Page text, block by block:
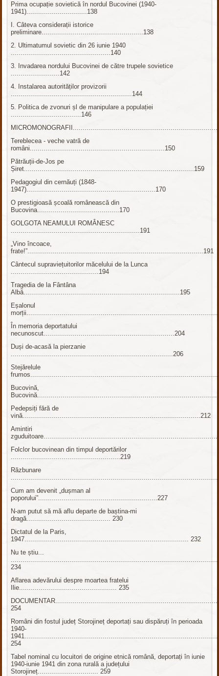
Prima ocupație sovietică în nordul Bucovinei (1940-
1941)...............................138
I. Câteva considerații istorice
preliminare....................................................138
2. Ultimatumul sovietic din 26 iunie 1940
...................................................140
3. Invadarea nordului Bucovinei de către trupele sovietice
.........................142
4. Instalarea autorităților provizorii
..............................................................144
5. Politica de zvonuri șl de manipulare a populației
....................................146
Tereblecea - veche vatră de
români.....................................................................150
Pătrăuții-de-Jos pe
Șiret.......................................................................................159
Pedagogiul din cernăuți (1848-
1947)..................................................................170
O prestigioasă școală românească din
Bucovina..........................................170
GOLGOTA NEAMULUI ROMÂNESC
..................................................................191
„Vino încoace,
frate!”..........................................................................................191
Cântecul supraviețuitorilor măcelului de la Lunca
.............................................194
Tragedia de la Fântâna
Albă................................................................................195
Eșalonul
În memoria deportatului
necunoscut...................................................................204
Duși de-acasă la pierzanie
...................................................................................206
Stejărelule
Bucovină,
Pedepsiți fără de
vină...........................................................................................212
Amintiri
Folclor bucovinean din timpul deportărilor
........................................................219
Răzbunare
Cum am devenit „dușman al
poporului”.............................................................227
N-am putut să mă aflu departe de baștina-mi
dragă........................................... 230
Dictatul de la Paris,
1947.................................................................................... 232
Nu te știu...
..........................................................................................................
234
Aflarea adevărului despre moartea fratelui
Ilie.................................................. 235
254
Români din fostul județ Storojineț deportați sau dispăruți în perioada
1940-
254
Tabel nominal cu locuitori de origine etnică română, deportați în iunie
1940-iunie 1941 din zona rurală a județului
Storojineț............................... 259